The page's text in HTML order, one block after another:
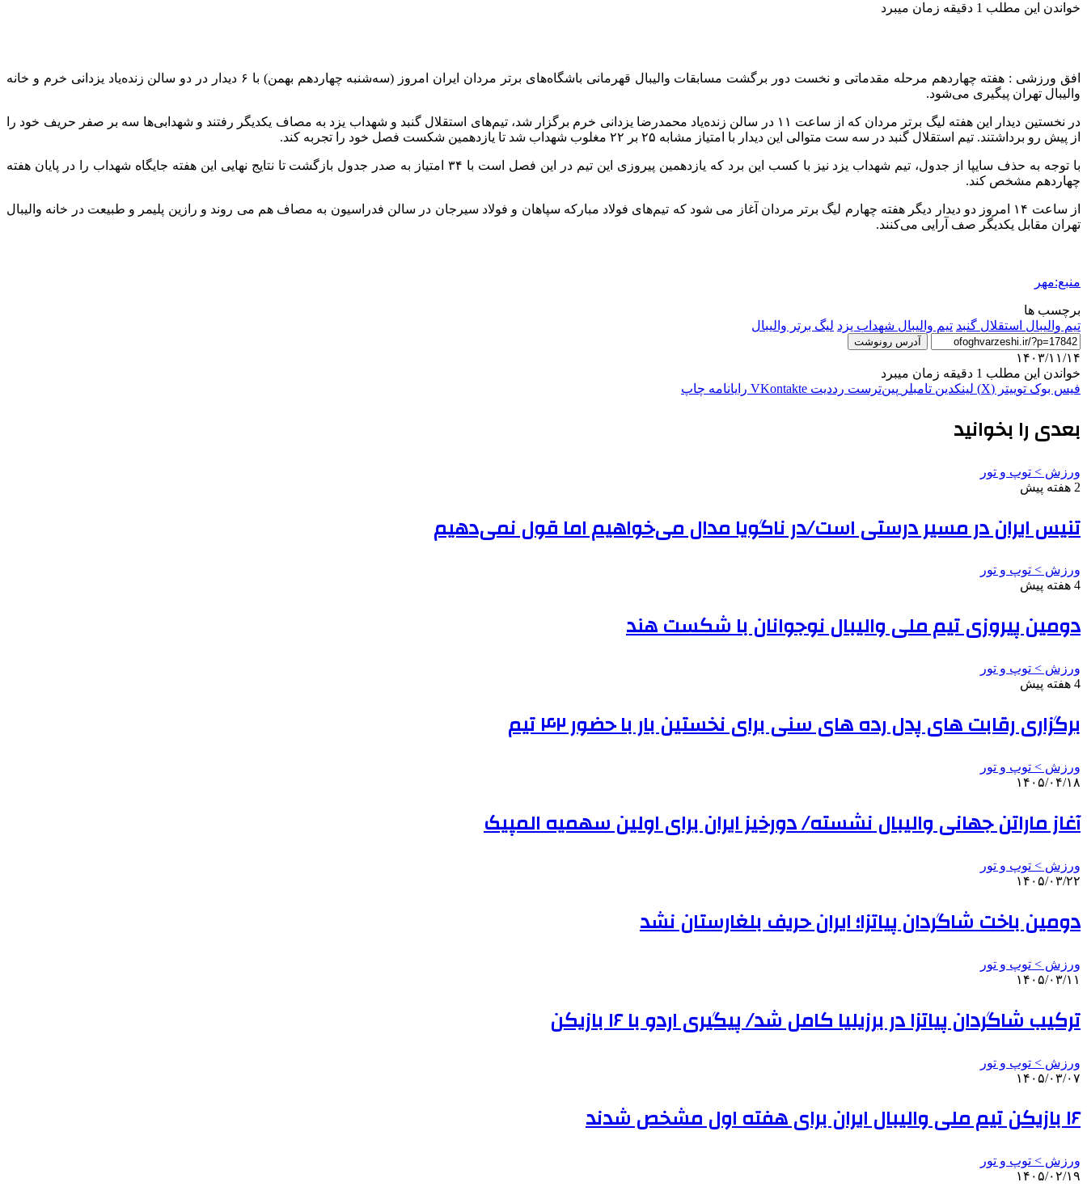
خواندن این مطلب 1 دقیقه زمان میبرد
افق ورزشی : هفته چهاردهم مرحله مقدماتی و نخست دور برگشت مسابقات والیبال قهرمانی باشگاه‌های برتر مردان ایران امروز (سه‌شنبه چهاردهم بهمن) با ۶ دیدار در دو سالن زنده‌یاد یزدانی خرم و خانه
والیبال تهران پیگیری می‌شود.
در نخستین دیدار این هفته لیگ برتر مردان که از ساعت ۱۱ در سالن زنده‌یاد محمدرضا یزدانی خرم برگزار شد، تیم‌های استقلال گنبد و شهداب یزد به مصاف یکدیگر رفتند و شهدابی‌ها سه بر صفر حریف خود را
از پیش رو برداشتند. تیم استقلال گنبد در سه ست متوالی این دیدار با امتیاز مشابه ۲۵ بر ۲۲ مغلوب شهداب شد تا یازدهمین شکست فصل خود را تجربه کند.
با توجه به حذف سایپا از جدول، تیم شهداب یزد نیز با کسب این برد که یازدهمین پیروزی این تیم در این فصل است با ۳۴ امتیاز به صدر جدول بازگشت تا نتایج نهایی این هفته جایگاه شهداب را در پایان هفته
چهاردهم مشخص کند.
از ساعت ۱۴ امروز دو دیدار دیگر هفته چهارم لیگ برتر مردان آغاز می شود که تیم‌های فولاد مبارکه سپاهان و فولاد سیرجان در سالن فدراسیون به مصاف هم می روند و رازین پلیمر و طبیعت در خانه والیبال
تهران مقابل یکدیگر صف آرایی می‌کنند.
منبع:مهر
برچسب ها
تیم والیبال استقلال گنبد تیم والیبال شهداب یزد لیگ برتر والیبال
آدرس رونوشت
۱۴۰۳/۱۱/۱۴
خواندن این مطلب 1 دقیقه زمان میبرد
فیس بوک توییتر (X) لینکدین ‫تامبلر ‫پین‌ترست ‫رددیت ‫VKontakte رایانامه چاپ
بعدی را بخوانید
ورزش > توپ و تور
2 هفته پیش
تنیس ایران در مسیر درستی است/در ناگویا مدال می‌خواهیم اما قول نمی‌دهیم
ورزش > توپ و تور
4 هفته پیش
دومین پیروزی تیم ملی والیبال نوجوانان با شکست هند
ورزش > توپ و تور
4 هفته پیش
برگزاری رقابت های پدل رده های سنی برای نخستین بار با حضور ۴۲ تیم
ورزش > توپ و تور
۱۴۰۵/۰۴/۱۸
آغاز ماراتن جهانی والیبال نشسته/ دورخیز ایران برای اولین سهمیه المپیک
ورزش > توپ و تور
۱۴۰۵/۰۳/۲۲
دومین باخت شاگردان پیاتزا؛ ایران حریف بلغارستان نشد
ورزش > توپ و تور
۱۴۰۵/۰۳/۱۱
ترکیب شاگردان پیاتزا در برزیلیا کامل شد/ پیگیری اردو با ۱۶ بازیکن
ورزش > توپ و تور
۱۴۰۵/۰۳/۰۷
۱۶ بازیکن تیم ملی والیبال ایران برای هفته اول مشخص شدند
ورزش > توپ و تور
۱۴۰۵/۰۲/۱۹